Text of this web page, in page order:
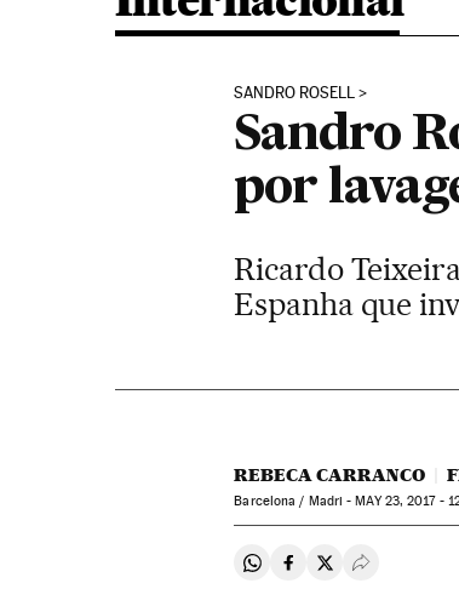
SANDRO ROSELL
Sandro
por
Ricardo
Espanha que
REBECA CARRANCO
Barcelona / Madri -MAY23, 2017 -
Compartir en Whatsapp
Compartir en
Compartir en
Desplegar